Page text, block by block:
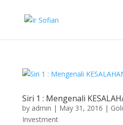
Siri 1 : Mengenali
by admin | May 31, 2016 |
Investment